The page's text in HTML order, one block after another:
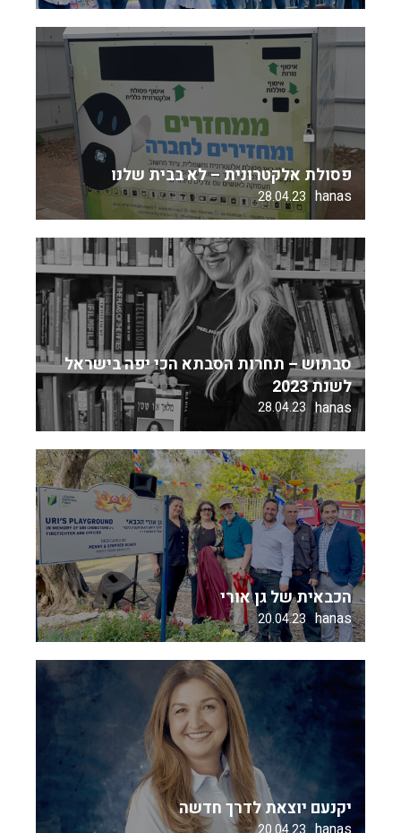
פסולת אלקטרונית – לא בבית שלנו
hanas
28.04.23
סבתוש – תחרות הסבתא הכי יפה בישראל
לשנת 2023
hanas
28.04.23
הכבאית של גן אורי
hanas
20.04.23
יקנעם יוצאת לדרך חדשה